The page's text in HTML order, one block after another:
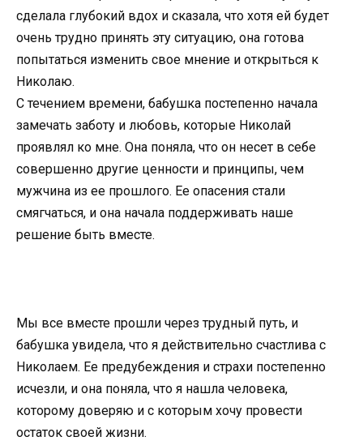
сделала глубокий вдох и сказала, что хотя ей будет
очень трудно принять эту ситуацию, она готова
попытаться изменить свое мнение и открыться к
Николаю.
С течением времени, бабушка постепенно начала
замечать заботу и любовь, которые Николай
проявлял ко мне. Она поняла, что он несет в себе
совершенно другие ценности и принципы, чем
мужчина из ее прошлого. Ее опасения стали
смягчаться, и она начала поддерживать наше
решение быть вместе.
Мы все вместе прошли через трудный путь, и
бабушка увидела, что я действительно счастлива с
Николаем. Ее предубеждения и страхи постепенно
исчезли, и она поняла, что я нашла человека,
которому доверяю и с которым хочу провести
остаток своей жизни.